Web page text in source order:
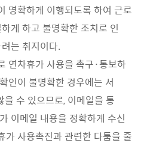
명확하게 이행되도록 하여 근로
게 하고 불명확한 조치로 인
는 취지이다.
연차휴가 사용을 촉구·통보하
인이 불명확한 경우에는 서
수 있으므로, 이메일을 통
이메일 내용을 정확하게 수신
가 사용촉진과 관련한 다툼을 줄